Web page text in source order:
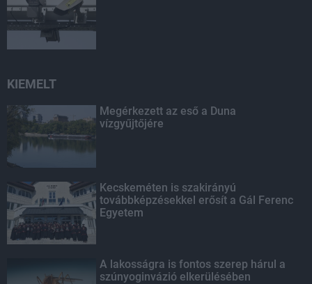
KIEMELT
Megérkezett az eső a Duna
vízgyűjtőjére
Kecskeméten is szakirányú
továbbképzésekkel erősít a Gál Ferenc
Egyetem
A lakosságra is fontos szerep hárul a
szúnyoginvázió elkerülésében